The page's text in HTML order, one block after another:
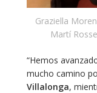
Graziella
Martí
“Hemos
mucho camino
Villalonga,